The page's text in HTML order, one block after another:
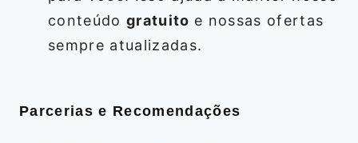
conteúdo gratuito e nossas ofertas
sempre atualizadas.
Parcerias e Recomendações